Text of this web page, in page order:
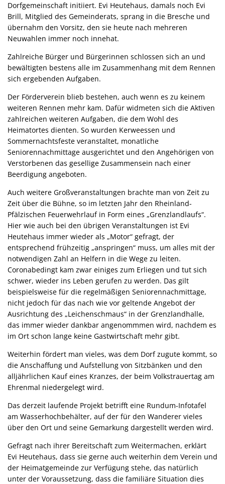
Dorfgemeinschaft initiiert. Evi Heutehaus, damals noch Evi
Brill, Mitglied des Gemeinderats, sprang in die Bresche und
übernahm den Vorsitz, den sie heute nach mehreren
Neuwahlen immer noch innehat.
Zahlreiche Bürger und Bürgerinnen schlossen sich an und
bewältigten bestens alle im Zusammenhang mit dem Rennen
sich ergebenden Aufgaben.
Der Förderverein blieb bestehen, auch wenn es zu keinem
weiteren Rennen mehr kam. Dafür widmeten sich die Aktiven
zahlreichen weiteren Aufgaben, die dem Wohl des
Heimatortes dienten. So wurden Kerweessen und
Sommernachtsfeste veranstaltet, monatliche
Seniorennachmittage ausgerichtet und den Angehörigen von
Verstorbenen das gesellige Zusammensein nach einer
Beerdigung angeboten.
Auch weitere Großveranstaltungen brachte man von Zeit zu
Zeit über die Bühne, so im letzten Jahr den Rheinland-
Pfälzischen Feuerwehrlauf in Form eines „Grenzlandlaufs“.
Hier wie auch bei den übrigen Veranstaltungen ist Evi
Heutehaus immer wieder als „Motor“ gefragt, der
entsprechend frühzeitig „anspringen“ muss, um alles mit der
notwendigen Zahl an Helfern in die Wege zu leiten.
Coronabedingt kam zwar einiges zum Erliegen und tut sich
schwer, wieder ins Leben gerufen zu werden. Das gilt
beispielsweise für die regelmäßigen Seniorennachmittage,
nicht jedoch für das nach wie vor geltende Angebot der
Ausrichtung des „Leichenschmaus“ in der Grenzlandhalle,
das immer wieder dankbar angenommmen wird, nachdem es
im Ort schon lange keine Gastwirtschaft mehr gibt.
Weiterhin fördert man vieles, was dem Dorf zugute kommt, so
die Anschaffung und Aufstellung von Sitzbänken und den
alljährlichen Kauf eines Kranzes, der beim Volkstrauertag am
Ehrenmal niedergelegt wird.
Das derzeit laufende Projekt betrifft eine Rundum-Infotafel
am Wasserhochbehälter, auf der für den Wanderer vieles
über den Ort und seine Gemarkung dargestellt werden wird.
Gefragt nach ihrer Bereitschaft zum Weitermachen, erklärt
Evi Heutehaus, dass sie gerne auch weiterhin dem Verein und
der Heimatgemeinde zur Verfügung stehe, das natürlich
unter der Voraussetzung, dass die familiäre Situation dies